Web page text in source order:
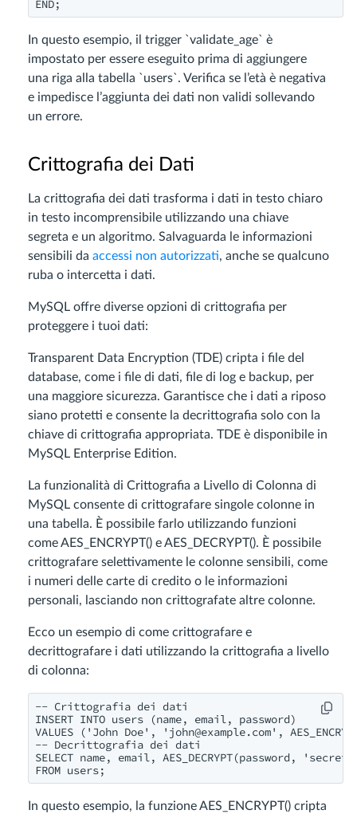
In questo esempio, il trigger `validate_age` è
impostato per essere eseguito prima di aggiungere
una riga alla tabella `users`. Verifica se l’età è negativa
e impedisce l’aggiunta dei dati non validi sollevando
un errore.
Crittografia dei Dati
La crittografia dei dati trasforma i dati in testo chiaro
in testo incomprensibile utilizzando una chiave
segreta e un algoritmo. Salvaguarda le informazioni
sensibili da accessi non autorizzati, anche se qualcuno
ruba o intercetta i dati.
MySQL offre diverse opzioni di crittografia per
proteggere i tuoi dati:
Transparent Data Encryption (TDE) cripta i file del
database, come i file di dati, file di log e backup, per
una maggiore sicurezza. Garantisce che i dati a riposo
siano protetti e consente la decrittografia solo con la
chiave di crittografia appropriata. TDE è disponibile in
MySQL Enterprise Edition.
La funzionalità di Crittografia a Livello di Colonna di
MySQL consente di crittografare singole colonne in
una tabella. È possibile farlo utilizzando funzioni
come AES_ENCRYPT() e AES_DECRYPT(). È possibile
crittografare selettivamente le colonne sensibili, come
i numeri delle carte di credito o le informazioni
personali, lasciando non crittografate altre colonne.
Ecco un esempio di come crittografare e
decrittografare i dati utilizzando la crittografia a livello
di colonna:
-- Crittografia dei dati
INSERT INTO users (name, email, password)
VALUES ('John Doe', ' john@example.com',
-- Decrittografia dei dati
SELECT name, email, AES_DECRYPT(password,
In questo esempio, la funzione AES_ENCRYPT() cripta